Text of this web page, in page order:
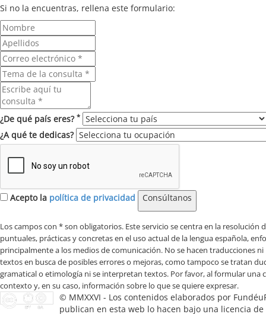
Si no la encuentras, rellena este formulario:
¿De qué país eres? *
¿A qué te dedicas?
Acepto la política de privacidad Consúltanos
Los campos con * son obligatorios
© MMXXVI - Los contenidos elaborados por
publican en esta web lo hacen bajo una licencia de